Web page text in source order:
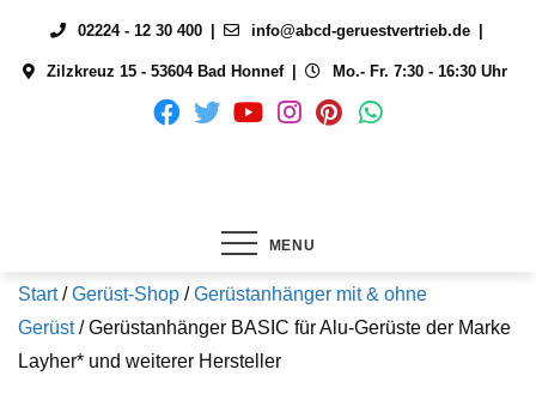
content
02224 - 12 30 400 info@abcd-geruestvertrieb.de
Zilzkreuz 15 - 53604 Bad Honnef Mo.- Fr. 7:30 - 16:30 Uhr
MENU
Start/Gerüst-Shop /Gerüstanhänger mit & ohne
Gerüst/ Gerüstanhänger BASIC für Alu-Gerüste der Marke
Layher* und weiterer Hersteller